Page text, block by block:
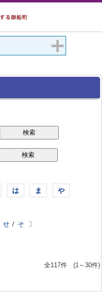
は ま や
せ / そ 〕
全117件 (1～30件)